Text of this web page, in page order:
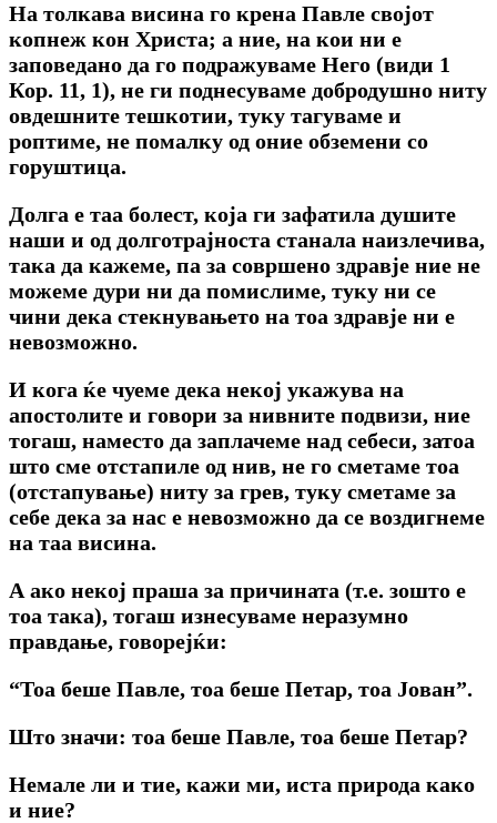
На толкава висина го крена Павле својот
копнеж кон Христа; а ние, на кои ни е
заповедано да го подражуваме Него (види 1
Кор. 11, 1), не ги поднесуваме добродушно ниту
овдешните тешкотии, туку тагуваме и
роптиме, не помалку од оние обземени со
горуштица.
Долга е таа болест, која ги зафатила душите
наши и од долготрајноста станала наизлечива,
така да кажеме, па за совршено здравје ние не
можеме дури ни да помислиме, туку ни се
чини дека стекнувањето на тоа здравје ни е
невозможно.
И кога ќе чуеме дека некој укажува на
апостолите и говори за нивните подвизи, ние
тогаш, наместо да заплачеме над себеси, затоа
што сме отстапиле од нив, не го сметаме тоа
(отстапување) ниту за грев, туку сметаме за
себе дека за нас е невозможно да се воздигнеме
на таа висина.
А ако некој праша за причината (т.е. зошто е
тоа така), тогаш изнесуваме неразумно
правдање, говорејќи:
“Тоа беше Павле, тоа беше Петар, тоа Јован”.
Штo значи: тоа беше Павле, тоа беше Петар?
Немале ли и тие, кажи ми, иста природа како
и ние?